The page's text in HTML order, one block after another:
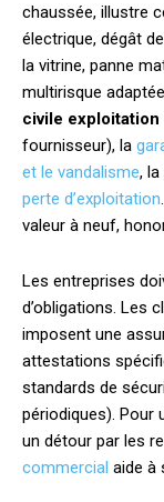
chaussée, illustre
électrique, dégât
la vitrine, panne
multirisque
civile exploitation
fournisseur), la
et le vandalisme,
perte d’exploitation
valeur à neuf,
Les entreprises
d’obligations. Les
imposent une
attestations
standards de
périodiques). Pour
un détour par les
commercial aide à